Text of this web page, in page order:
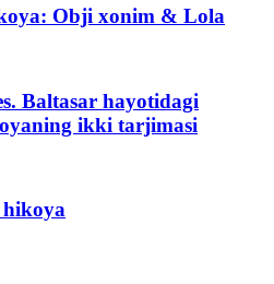
Obji xonim & Lola
Baltasar hayotidagi
ikki tarjimasi